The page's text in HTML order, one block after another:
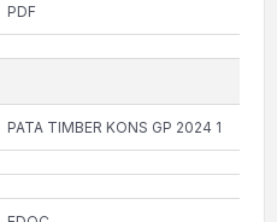
PDF
PATA TIMBER KONS GP 2024 1